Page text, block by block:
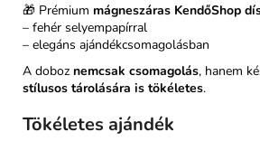
🎁 Prémium mágneszáras KendőShop
– fehér selyempapírral
– elegáns ajándékcsomagolásban
A doboz nemcsak csomagolás, hanem
stílusos tárolására is tökéletes.
Tökéletes ajándék